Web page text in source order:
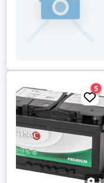
1
5